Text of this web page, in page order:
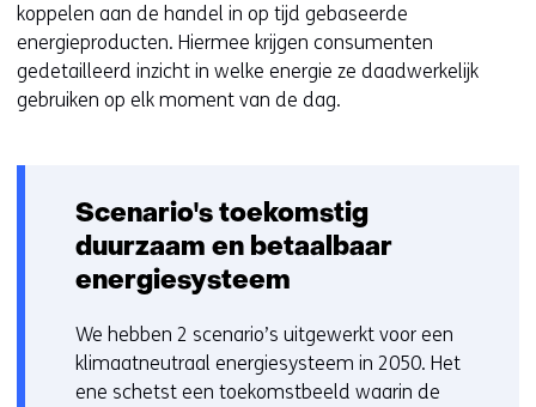
koppelen aan de handel in op tijd gebaseerde
energieproducten. Hiermee krijgen consumenten
gedetailleerd inzicht in welke energie ze daadwerkelijk
gebruiken op elk moment van de dag.
Scenario's toekomstig
duurzaam en betaalbaar
energiesysteem
We hebben 2 scenario’s uitgewerkt voor een
klimaatneutraal energiesysteem in 2050. Het
ene schetst een toekomstbeeld waarin de